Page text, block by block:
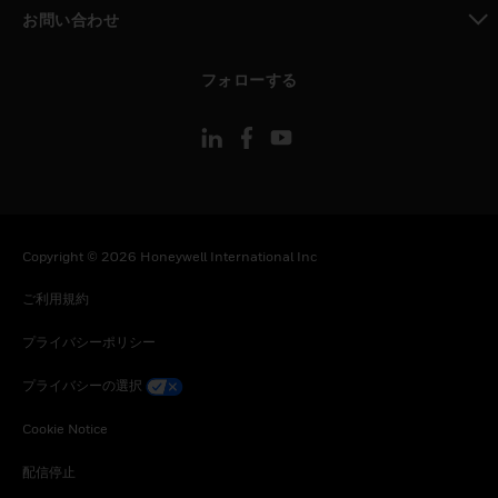
お問い合わせ
フォローする
Copyright © 2026 Honeywell International Inc
ご利用規約
プライバシーポリシー
プライバシーの選択
Cookie Notice
配信停止